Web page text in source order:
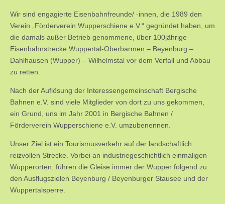
Wir sind engagierte Eisenbahnfreunde/ -innen, die 1989 den
Verein „Förderverein Wupperschiene e.V.“ gegründet haben, um
die damals außer Betrieb genommene, über 100jährige
Eisenbahnstrecke Wuppertal-Oberbarmen – Beyenburg –
Dahlhausen (Wupper) – Wilhelmstal vor dem Verfall und Abbau
zu retten.
Nach der Auflösung der Interessengemeinschaft Bergische
Bahnen e.V. sind viele Mitglieder von dort zu uns gekommen,
ein Grund, uns im Jahr 2001 in Bergische Bahnen /
Förderverein Wupperschiene e.V. umzubenennen.
Unser Ziel ist ein Tourismusverkehr auf der landschaftlich
reizvollen Strecke. Vorbei an industriegeschichtlich einmaligen
Wupperorten, führen die Gleise immer der Wupper folgend zu
den Ausflugszielen Beyenburg / Beyenburger Stausee und der
Wuppertalsperre.